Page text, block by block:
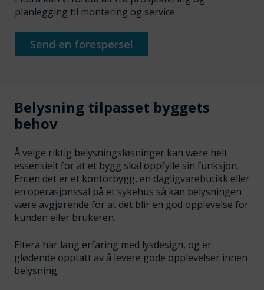
planlegging til montering og service.
Send en forespørsel
Belysning tilpasset byggets
behov
Å velge riktig belysningsløsninger kan være helt
essensielt for at et bygg skal oppfylle sin funksjon.
Enten det er et kontorbygg, en dagligvarebutikk eller
en operasjonssal på et sykehus så kan belysningen
være avgjørende for at det blir en god opplevelse for
kunden eller brukeren.
Eltera har lang erfaring med lysdesign, og er
glødende opptatt av å levere gode opplevelser innen
belysning.